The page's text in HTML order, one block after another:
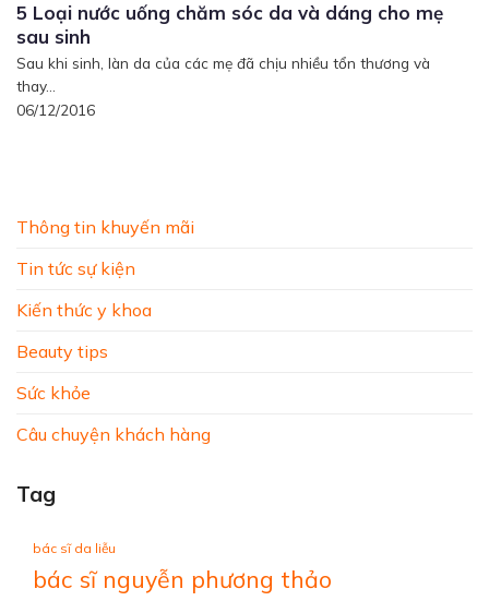
Thông tin khuyến mãi
Tin tức sự kiện
Kiến thức y khoa
Beauty tips
Sức khỏe
Câu chuyện khách hàng
Tag
bác sĩ da liễu
bác sĩ nguyễn phương thảo
5 Loại nước uống chăm sóc da và dáng cho mẹ
sau sinh
Sau khi sinh, làn da của các mẹ đã chịu nhiều tổn thương và
thay...
06/12/2016